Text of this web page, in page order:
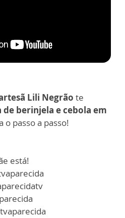
Lili Negrão te
berinjela e cebola em
o passo a passo!
está!